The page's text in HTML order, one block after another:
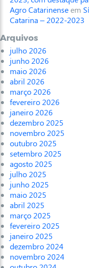
Agro Catarinenseem
Catarina – 2022-2023
Arquivos
julho 2026
junho 2026
maio 2026
abril 2026
março 2026
fevereiro 2026
janeiro 2026
dezembro 2025
novembro 2025
outubro 2025
setembro 2025
agosto 2025
julho 2025
junho 2025
maio 2025
abril 2025
março 2025
fevereiro 2025
janeiro 2025
dezembro 2024
novembro 2024